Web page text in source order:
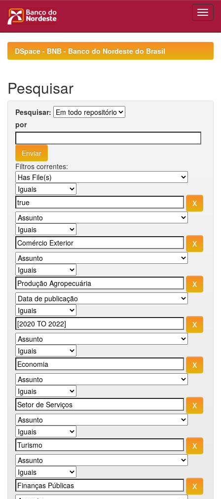
navigationDSpace - BNB - Banco do Nordeste do Brasil
Pesquisar
Pesquisar:
por
Filtros correntes: